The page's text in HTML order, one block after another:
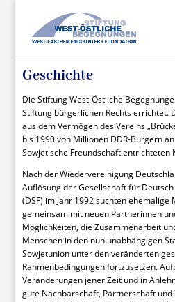
Geschichte
Die Stiftung West-Östliche
Stiftung bürgerlichen Rechts errichtet.
aus dem Vermögen des Vereins
bis 1990 von Millionen DDR-Bürgern
Sowjetische Freundschaft
Nach der Wiedervereinigung
Auflösung der Gesellschaft für
(DSF) im Jahr 1992 suchten ehemalige
gemeinsam mit neuen Partnerinnen
Möglichkeiten, die Zusammenarbeit
Menschen in den nun unabhängigen
Sowjetunion unter den veränderten
Rahmenbedingungen fortzusetzen.
Veränderungen jener Zeit und in
gute Nachbarschaft, Partnerschaft